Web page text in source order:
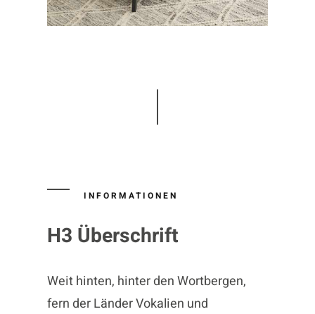
INFORMATIONEN
H3 Überschrift
Weit hinten, hinter den Wortbergen,
fern der Länder Vokalien und